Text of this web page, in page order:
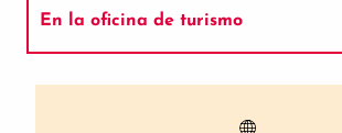
En la oficina de turismo
Durante el festival